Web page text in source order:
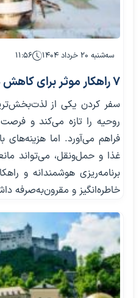
سه‌شنبه ۲۰ خرداد ۱۴۰۴ ۱۱:۵۶
۷ راهکار موثر برای کاهش هزینه‌ های سفر
سفر کردن یکی از
روحیه را تازه می‌کند و
فراهم می‌آورد. اما هزینه‌های
غذا و حمل‌ونقل، می‌تواند
برنامه‌ریزی هوشمندانه و
خاطره‌انگیز و مقرون‌به‌صرفه